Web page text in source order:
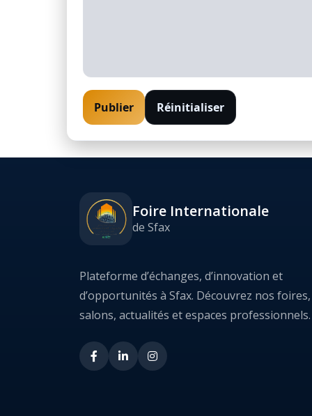
Publier Réinitialiser
Foire Internationale
de Sfax
Plateforme d’échanges, d’innovation et
d’opportunités à Sfax. Découvrez nos foires,
salons, actualités et espaces professionnels.